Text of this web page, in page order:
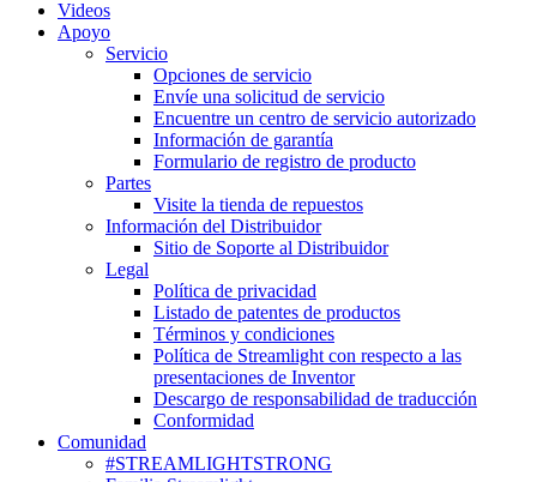
Videos
Apoyo
Servicio
Opciones de servicio
Envíe una solicitud de servicio
Encuentre un centro de servicio autorizado
Información de garantía
Formulario de registro de producto
Partes
Visite la tienda de repuestos
Información del Distribuidor
Sitio de Soporte al Distribuidor
Legal
Política de privacidad
Listado de patentes de productos
Términos y condiciones
Política de Streamlight con respecto a las
presentaciones de Inventor
Descargo de responsabilidad de traducción
Conformidad
Comunidad
#STREAMLIGHTSTRONG